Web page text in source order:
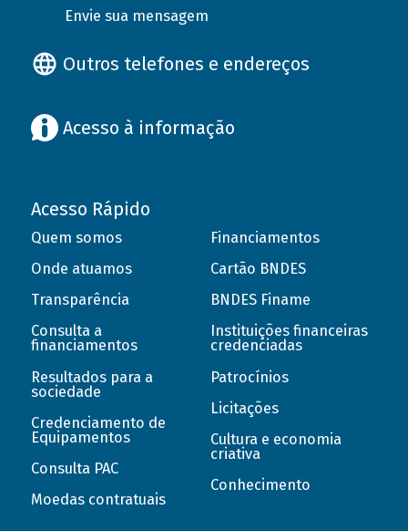
Envie sua mensagem
Outros telefones e endereços
Acesso à informação
Acesso Rápido
Quem somos
Onde atuamos
Transparência
Consulta a
financiamentos
Resultados para a
sociedade
Credenciamento de
Equipamentos
Consulta PAC
Moedas contratuais
Financiamentos
Cartão BNDES
BNDES Finame
Instituições financeiras
credenciadas
Patrocínios
Licitações
Cultura e economia
criativa
Conhecimento